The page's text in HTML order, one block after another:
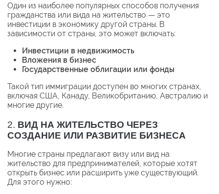
Один из наиболее популярных способов получения
гражданства или вида на жительство — это
инвестиции в экономику другой страны. В
зависимости от страны, это может включать:
Инвестиции в недвижимость
Вложения в бизнес
Государственные облигации или фонды
Такой тип иммиграции доступен во многих странах,
включая США, Канаду, Великобританию, Австралию и
многие другие.
2. ВИД НА ЖИТЕЛЬСТВО ЧЕРЕЗ
СОЗДАНИЕ ИЛИ РАЗВИТИЕ БИЗНЕСА
Многие страны предлагают визу или вид на
жительство для предпринимателей, которые хотят
открыть бизнес или расширить уже существующий.
Для этого нужно: